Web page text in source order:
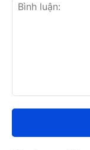
luận: